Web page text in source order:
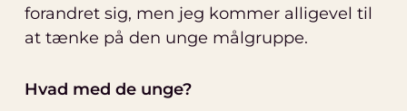
forandret sig, men jeg kommer alligevel til
at tænke på den unge målgruppe.
Hvad med de unge?